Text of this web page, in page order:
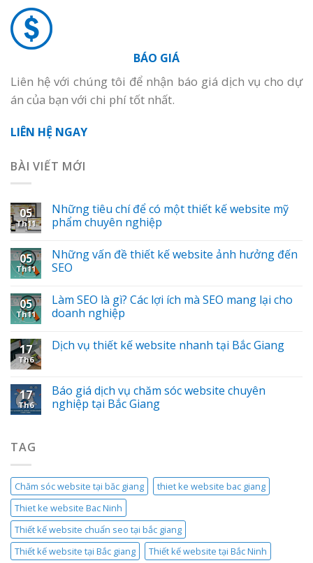
BÁO GIÁ
Liên hệ với chúng tôi để nhận báo giá dịch vụ cho dự
án của bạn với chi phí tốt nhất.
LIÊN HỆ NGAY
BÀI VIẾT MỚI
05
Th11
Những tiêu chí để có một thiết kế website mỹ
phẩm chuyên nghiệp
05
Th11
Những vấn đề thiết kế website ảnh hưởng đến
SEO
05
Th11
Làm SEO là gì? Các lợi ích mà SEO mang lại cho
doanh nghiệp
17
Th6
Dịch vụ thiết kế website nhanh tại Bắc Giang
17
Th6
Báo giá dịch vụ chăm sóc website chuyên
nghiệp tại Bắc Giang
TAG
Chăm sóc website tại băc giang
thiet ke website bac giang
Thiet ke website Bac Ninh
Thiết kế website chuẩn seo tại bắc giang
Thiết kế website tại Bắc giang
Thiết kế website tại Bắc Ninh